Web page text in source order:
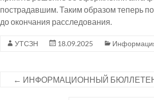
пострадавшим. Таким образом теперь
до окончания расследования.
УТСЗН 18.09.2025
← ИНФОРМАЦИОННЫЙ